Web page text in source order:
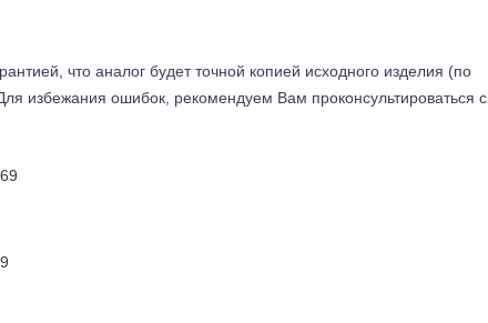
что аналог будет точной копией исходного изделия (по
избежания ошибок, рекомендуем Вам проконсультироваться с